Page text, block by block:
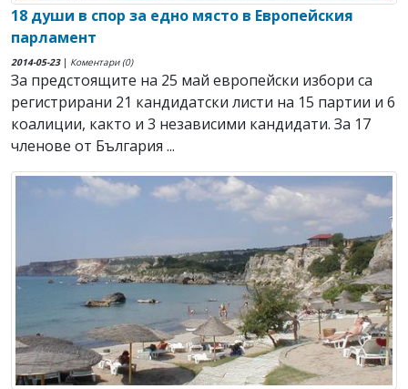
18 души в спор за едно място в Европейския
парламент
2014-05-23| Коментари (0)
За предстоящите на 25 май европейски избори са
регистрирани 21 кандидатски листи на 15 партии и 6
коалиции, както и 3 независими кандидати. За 17
членове от България ...